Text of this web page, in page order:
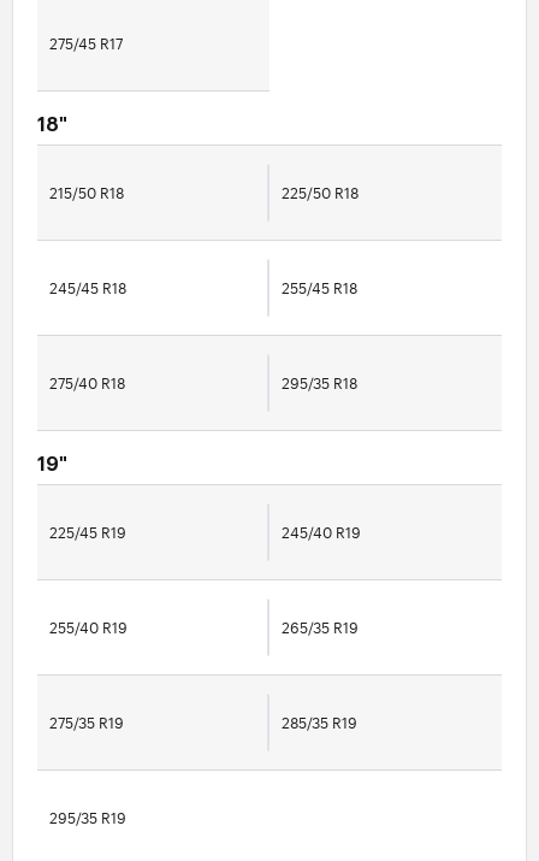
275/45 R17
18"
215/50 R18 225/50 R18
245/45 R18 255/45 R18
275/40 R18 295/35 R18
19"
225/45 R19 245/40 R19
255/40 R19 265/35 R19
275/35 R19 285/35 R19
295/35 R19